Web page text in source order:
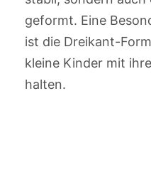
geformt. Eine
ist die Dreikant-
kleine Kinder mit
halten.